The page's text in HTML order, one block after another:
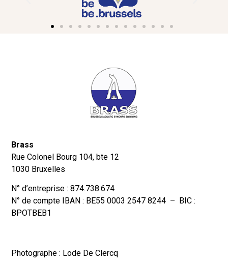
Brass
Rue Colonel Bourg 104, bte 12
1030 Bruxelles
N° d’entreprise : 874.738.674
N° de compte IBAN : BE55 0003 2547 8244 – BIC :
BPOTBEB1
Photographe : Lode De Clercq